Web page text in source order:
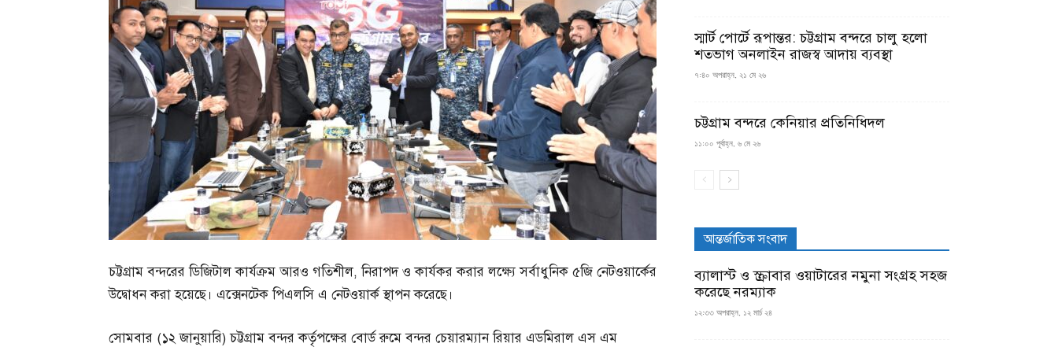
চট্টগ্রাম বন্দরের ডিজিটাল কার্যক্রম আরও গতিশীল, নিরাপদ ও কার্যকর করার লক্ষ্যে সর্বাধুনিক ৫জি নেটওয়ার্কের
উদ্বোধন করা হয়েছে। এক্সেনটেক পিএলসি এ নেটওয়ার্ক স্থাপন করেছে।
সোমবার (১২ জানুয়ারি) চট্টগ্রাম বন্দর কর্তৃপক্ষের বোর্ড রুমে বন্দর চেয়ারম্যান রিয়ার এডমিরাল এস এম
স্মার্ট পোর্টে রূপান্তর: চট্টগ্রাম বন্দরে চালু হলো
শতভাগ অনলাইন রাজস্ব আদায় ব্যবস্থা
৭:৪০ অপরাহ্ন, ২১ মে ২৬
চট্টগ্রাম বন্দরে কেনিয়ার প্রতিনিধিদল
১১:০০ পূর্বাহ্ন, ৬ মে ২৬
আন্তর্জাতিক সংবাদ
ব্যালাস্ট ও স্ক্রাবার ওয়াটারের নমুনা সংগ্রহ সহজ
করেছে নরম্যাক
১২:৩৩ অপরাহ্ন, ১২ মার্চ ২৪